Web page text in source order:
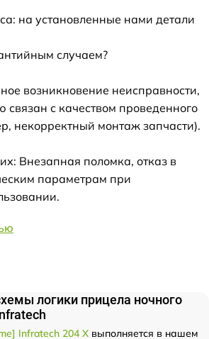
на установленные нами детали
случаем?
возникновение неисправности,
с качеством проведенного
некорректный монтаж запчасти).
Внезапная поломка, отказ в
параметрам при
логики прицела ночного
Infratech 204 Х выполняется в нашем